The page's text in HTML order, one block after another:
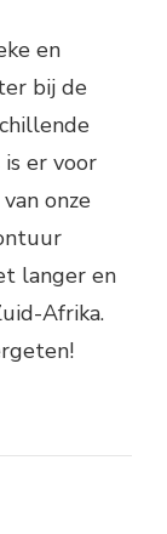
en
bij de
er voor
onze
langer en
Afrika.